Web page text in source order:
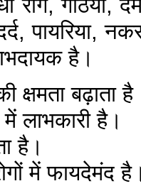
रोग, गठिया,
पायरिया,
है।
क्षमता बढ़ाता
लाभकारी है।
है।
में फायदेमंद